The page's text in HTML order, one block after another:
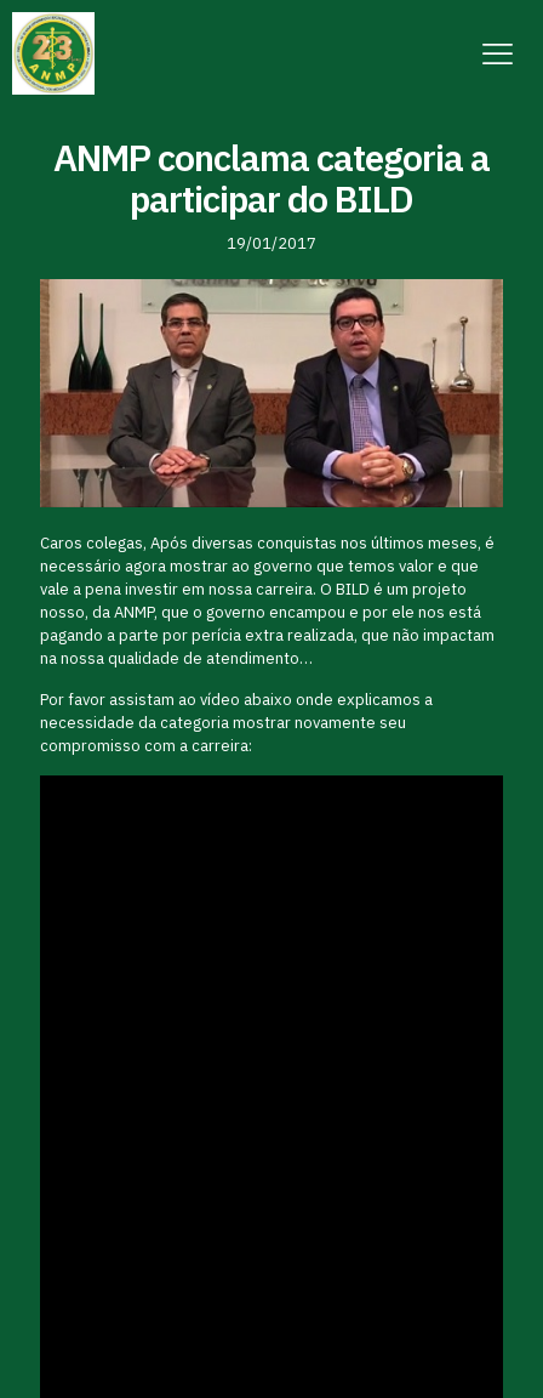
ANMP conclama categoria a
participar do BILD
19/01/2017
Caros colegas, Após diversas conquistas nos últimos meses, é
necessário agora mostrar ao governo que temos valor e que
vale a pena investir em nossa carreira. O BILD é um projeto
nosso, da ANMP, que o governo encampou e por ele nos está
pagando a parte por perícia extra realizada, que não impactam
na nossa qualidade de atendimento…
Por favor assistam ao vídeo abaixo onde explicamos a
necessidade da categoria mostrar novamente seu
compromisso com a carreira: